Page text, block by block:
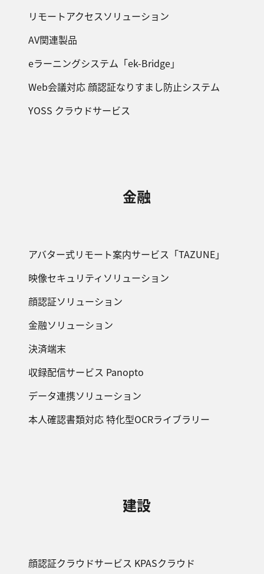
リモートアクセスソリューション
AV関連製品
eラーニングシステム「ek-Bridge」
Web会議対応 顔認証なりすまし防止システム
YOSS クラウドサービス
金融
アバター式リモート案内サービス「TAZUNE」
映像セキュリティソリューション
顔認証ソリューション
金融ソリューション
決済端末
収録配信サービス Panopto
データ連携ソリューション
本人確認書類対応 特化型OCRライブラリー
建設
顔認証クラウドサービス KPASクラウド